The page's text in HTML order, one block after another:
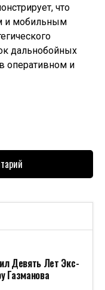
что
и мобильным
дальнобойных
оперативном и
Девять Лет Экс-
Газманова